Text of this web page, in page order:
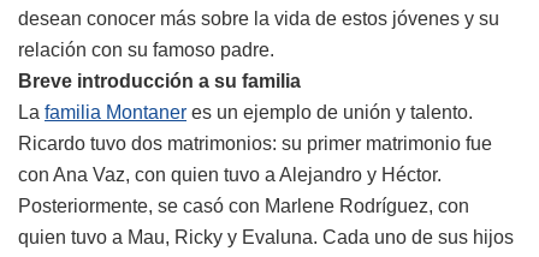
desean conocer más sobre la vida de estos jóvenes y su
relación con su famoso padre.
Breve introducción a su familia
La familia Montaner es un ejemplo de unión y talento.
Ricardo tuvo dos matrimonios: su primer matrimonio fue
con Ana Vaz, con quien tuvo a Alejandro y Héctor.
Posteriormente, se casó con Marlene Rodríguez, con
quien tuvo a Mau, Ricky y Evaluna. Cada uno de sus hijos